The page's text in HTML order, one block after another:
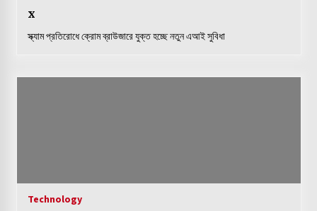
x
স্ক্যাম প্রতিরোধে ক্রোম ব্রাউজারে যুক্ত হচ্ছে নতুন এআই সুবিধা
Technology